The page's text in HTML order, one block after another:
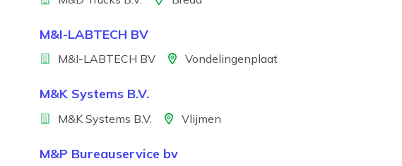
M&I-LABTECH BV
BedrijfM&I-LABTECH BVLocatieVondelingenplaat
M&K Systems B.V.
BedrijfM&K Systems B.V. LocatieVlijmen
M&P Bureauservice bv